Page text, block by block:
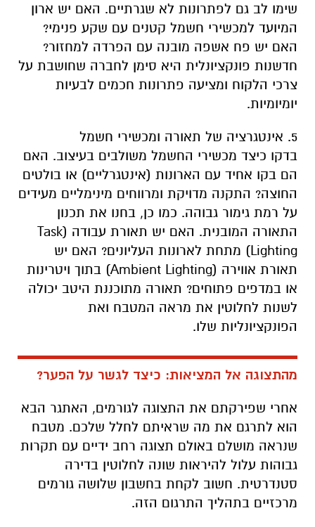
שימו לב גם לפתרונות לא שגרתיים. האם יש ארון
המיועד למכשירי חשמל קטנים עם שקע פנימי?
האם יש פח אשפה מובנה עם הפרדה למחזור?
חדשנות פונקציונלית היא סימן לחברה שחושבת על
צרכי הלקוח ומציעה פתרונות חכמים לבעיות
יומיומיות.
5. אינטגרציה של תאורה ומכשירי חשמל
בדקו כיצד מכשירי החשמל משולבים בעיצוב. האם
הם בקו אחיד עם הארונות (אינטגרליים) או בולטים
החוצה? התקנה מדויקת ומרווחים מינימליים מעידים
על רמת גימור גבוהה. כמו כן, בחנו את תכנון
התאורה המובנית. האם יש תאורת עבודה (Task
Lighting) מתחת לארונות העליונים? האם יש
תאורת אווירה (Ambient Lighting) בתוך ויטרינות
או במדפים פתוחים? תאורה מתוכננת היטב יכולה
לשנות לחלוטין את מראה המטבח ואת
הפונקציונליות שלו.
מהתצוגה אל המציאות: כיצד לגשר על הפער?
אחרי שפירקתם את התצוגה לגורמים, האתגר הבא
הוא לתרגם את מה שראיתם לחלל שלכם. מטבח
שנראה מושלם באולם תצוגה רחב ידיים עם תקרות
גבוהות עלול להיראות שונה לחלוטין בדירה
סטנדרטית. חשוב לקחת בחשבון שלושה גורמים
מרכזיים בתהליך התרגום הזה.